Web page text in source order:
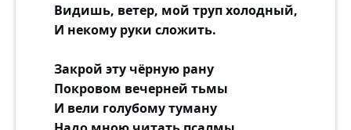
Видишь, ветер, мой труп холодный,
И некому руки сложить.
Закрой эту чёрную рану
Покровом вечерней тьмы
И вели голубому туману